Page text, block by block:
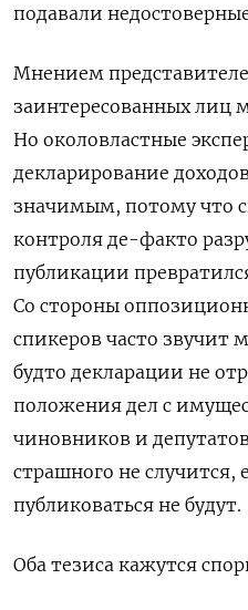
подавали
Мнением
заинтересованных лиц
Но околовластные
декларирование
значимым, потому что
контроля де-факто
публикации
Со стороны
спикеров часто звучит
будто декларации не
положения дел с
чиновников и
страшного не случится,
публиковаться не будут.
Оба тезиса кажутся